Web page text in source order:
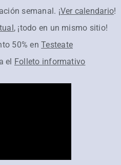
semanal. ¡Ver calendario!
, ¡todo en un mismo sitio!
50% enTesteate
el Folleto informativo